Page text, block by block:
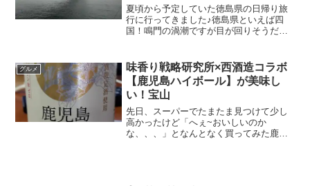
夏頃から予定していた徳島県の日帰り旅
行に行ってきました♪徳島県といえば四
国！鳴門の渦潮ですが目が回りそうだし
(^^♪今回は旅行の他にも用事があったし
四国に行くなんてほんと...
グルメ
味香り戦略研究所×西酒造コラボ
【鹿児島ハイボール】が美味し
い！宝山
先日、スーパーでたまたま見つけて少し
高かったけど「へぇ~おいしいのか
な、、、」となんとなく買ってみた鹿児